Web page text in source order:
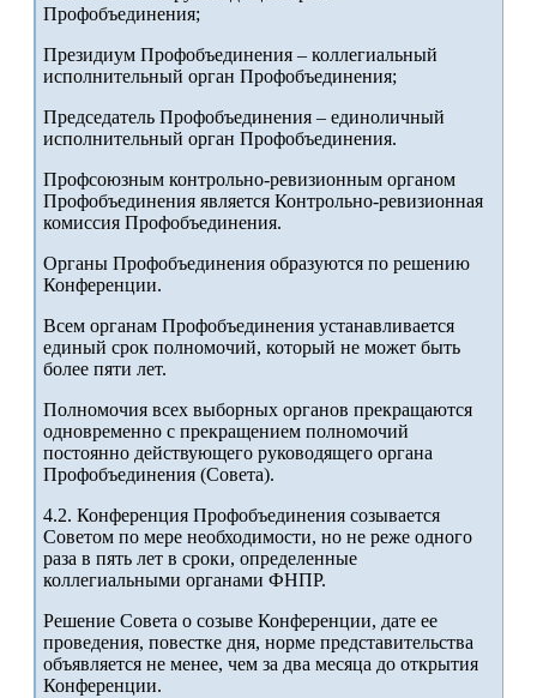
Профобъединения;
Президиум Профобъединения – коллегиальный
исполнительный орган Профобъединения;
Председатель Профобъединения – единоличный
исполнительный орган Профобъединения.
Профсоюзным контрольно-ревизионным органом
Профобъединения является Контрольно-ревизионная
комиссия Профобъединения.
Органы Профобъединения образуются по решению
Конференции.
Всем органам Профобъединения устанавливается
единый срок полномочий, который не может быть
более пяти лет.
Полномочия всех выборных органов прекращаются
одновременно с прекращением полномочий
постоянно действующего руководящего органа
Профобъединения (Совета).
4.2. Конференция Профобъединения созывается
Советом по мере необходимости, но не реже одного
раза в пять лет в сроки, определенные
коллегиальными органами ФНПР.
Решение Совета о созыве Конференции, дате ее
проведения, повестке дня, норме представительства
объявляется не менее, чем за два месяца до открытия
Конференции.